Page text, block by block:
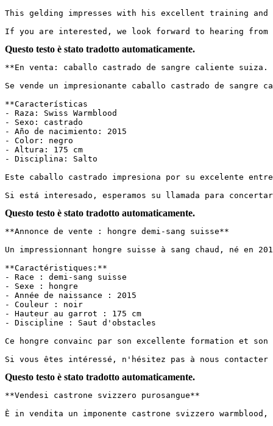
This gelding impresses with his excellent training
If you are interested, we look forward to hearing from
Questo testo è stato tradotto automaticamente.
**En venta: caballo castrado de sangre caliente suiza.
Se vende un impresionante caballo castrado de
**Características
- Raza: Swiss Warmblood
- Sexo: castrado
- Año de nacimiento: 2015
- Color: negro
- Altura: 175 cm
- Disciplina: Salto
Este caballo castrado impresiona por su excelente
Si está interesado, esperamos su llamada para
Questo testo è stato tradotto automaticamente.
**Annonce de vente : hongre demi-sang suisse**
Un impressionnant hongre suisse à sang chaud, né en
**Caractéristiques:**
- Race : demi-sang suisse
- Sexe : hongre
- Année de naissance : 2015
- Couleur : noir
- Hauteur au garrot : 175 cm
- Discipline : Saut d'obstacles
Ce hongre convainc par son excellente formation et
Si vous êtes intéressé, n'hésitez pas à nous
Questo testo è stato tradotto automaticamente.
**Vendesi castrone svizzero purosangue**
È in vendita un imponente castrone svizzero